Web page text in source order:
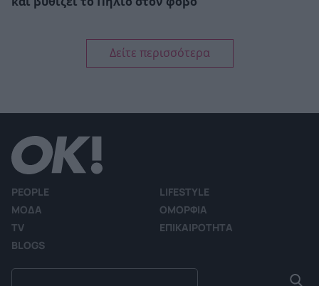
Δείτε περισσότερα
PEOPLE
LIFESTYLE
ΜΟΔΑ
ΟΜΟΡΦΙΑ
TV
ΕΠΙΚΑΙΡΟΤΗΤΑ
BLOGS